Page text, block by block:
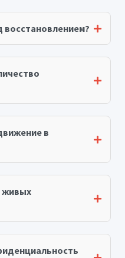
восстановлением?
в
живых